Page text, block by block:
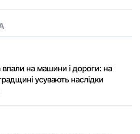
на машини і дороги: на
усувають наслідки